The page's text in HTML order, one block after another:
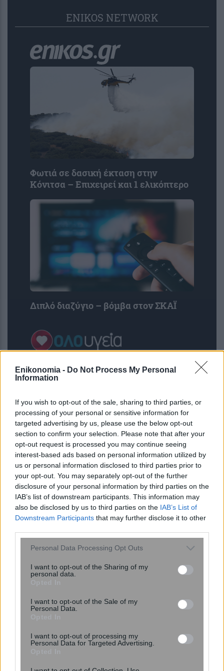
Enikonomia - Do Not Process My Personal
Information
If you wish to opt-out of the sale, sharing to third parties, or
processing of your personal or sensitive information for
targeted advertising by us, please use the below opt-out
section to confirm your selection. Please note that after your
opt-out request is processed you may continue seeing
interest-based ads based on personal information utilized by
us or personal information disclosed to third parties prior to
your opt-out. You may separately opt-out of the further
disclosure of your personal information by third parties on the
IAB’s list of downstream participants. This information may
also be disclosed by us to third parties on the IAB’s List of
Downstream Participants that may further disclose it to other
Please note that this website/app uses one or more Google
not limited to your visit or usage behaviour. You may click to
grant or deny consent to Google and its third-party tags to
consent section.
Personal Data Processing Opt Outs
I want to opt-out of the Sharing of my
personal data.
I want to opt-out of the Sale of my
Personal Data.
I want to opt-out of processing my
Personal Data for Targeted Advertising.
ENIKOS NETWORK
Φωτιά σε δασική έκταση στην
Κόνιτσα – Επιχειρεί και 1 ελικόπτερο
Διπλό διαζύγιο – βόμβα στον ΣΚΑΪ
Λευχαιμία: Οι επιστήμονες
ανακάλυψαν την «αχίλλειο πτέρνα»
των καρκινικών κυττάρων – Ανοίγει ο
δρόμος για νέες θεραπείες
είναι ακίνδυνο – Το εμφανίζουν